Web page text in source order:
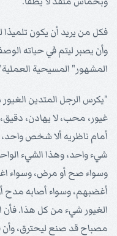
فكل من يريد أن يكون تلميذا
وأن يصبر ليتم في حياته
المشهور" المسيحية
"يكرس الرجل المتدين الغيور
غيور، محب، لا يهادن،
أمام ناظريه ألا شخص
شيء واحد، وهذا الشيء
وسواء صح أو مرض، وسواء
أغضبهم، وسواء أصابه مدح
الغيور شيء من كل هذا. فأن
مصباح قد صنع ليحترق، وأن